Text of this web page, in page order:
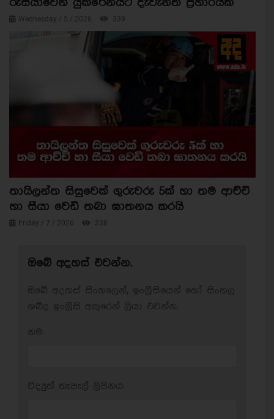
රුසියාවෙන් යුක්රේනයට දැවැන්ත ප්‍රහාරයක්
Wednesday / 5 / 2026 339
තායිලන්ත සිසුවෙක් ගුරුවරු 5ක් හා තම ආච්චි
හා සීයා වෙඩි තබා ඝාතනය කරයි
Friday / 7 / 2026 338
ඔබේ අදහස් එවන්න.